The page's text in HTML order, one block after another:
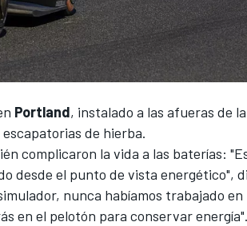
Portland, instalado a las afueras de la
de hierba.
complicaron la vida a las baterías:
desde el punto de vista energético",
nunca habíamos trabajado en
en el pelotón para conservar energía".